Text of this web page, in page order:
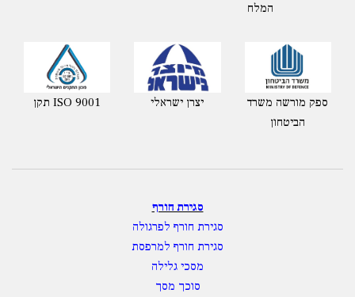
המלח
תקן ISO 9001 יצרן ישראלי
ספק מורשה משרד
הביטחון
סגירת חורף
סגירת חורף לפרגולה
סגירת חורף למרפסת
מסכי גלילה
סוכך מסך